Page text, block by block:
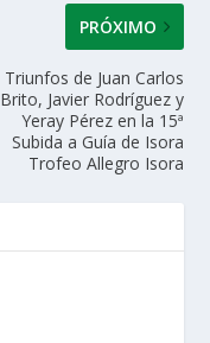
PRÓXIMO
Triunfos de Juan Carlos
Brito, Javier Rodríguez y
Yeray Pérez en la 15ª
Subida a Guía de Isora
Trofeo Allegro Isora